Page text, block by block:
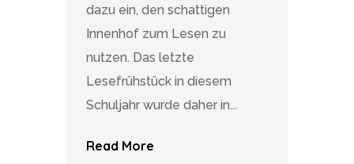
dazu ein, den schattigen
Innenhof zum Lesen zu
nutzen. Das letzte
Lesefrühstück in diesem
Schuljahr wurde daher in...
Read More